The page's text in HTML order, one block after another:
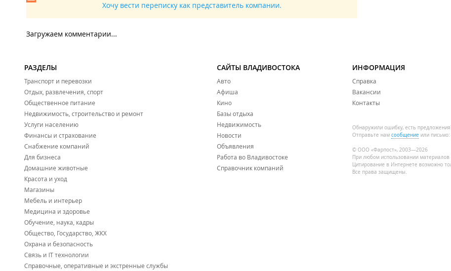
Хочу вести переписку как представитель компании.
Загружаем комментарии...
РАЗДЕЛЫ
Транспорт и перевозки
Отдых, развлечения, спорт
Общественное питание
Недвижимость, строительство и ремонт
Услуги населению
Финансы и страхование
Снабжение компаний
Для бизнеса
Домашние животные
Красота и уход
Магазины
Мебель и интерьер
Медицина и здоровье
Обучение, наука, кадры
Общество, Государство, ЖКХ
Охрана и безопасность
Связь и IT технологии
Справочные, оперативные и экстренные службы
САЙТЫ ВЛАДИВОСТОКА
Авто
Афиша
Кино
Базы отдыха
Недвижимость
Новости
Объявления
Работа во Владивостоке
Справочник компаний
ИНФОРМАЦИЯ
Справка
Вакансии
Контакты
Обнаружили ошибку, есть
Отправьте нам сообщение или письмо:
© ООО «Фарпост», 2003—2026
При любом использовании материалов
Цитирование в Интернете возможно
Все права защищены.